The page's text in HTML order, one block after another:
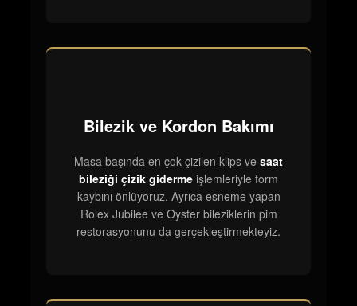
Bilezik ve Kordon Bakımı
Masa başında en çok çizilen klips ve saat
bileziği çizik giderme işlemleriyle form
kaybını önlüyoruz. Ayrıca esneme yapan
Rolex Jubilee ve Oyster bileziklerin pim
restorasyonunu da gerçekleştirmekteyiz.